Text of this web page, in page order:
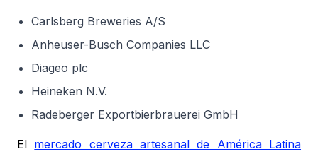
Carlsberg Breweries A/S
Anheuser-Busch Companies LLC
Diageo plc
Heineken N.V.
Radeberger Exportbierbrauerei GmbH
El mercado cerveza artesanal de América Latina